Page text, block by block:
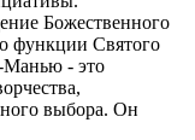
Божественного
функции Святого
Манью - это
выбора. Он